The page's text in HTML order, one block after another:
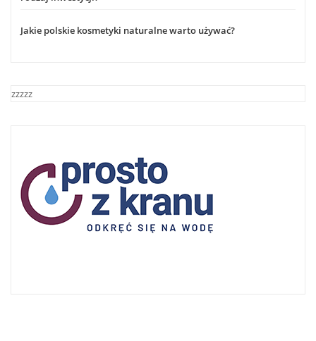
Jakie polskie kosmetyki naturalne warto używać?
zzzzz